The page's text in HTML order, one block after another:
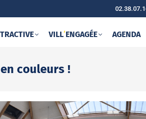
VILL‘ENGAGÉE AGENDA
couleurs !